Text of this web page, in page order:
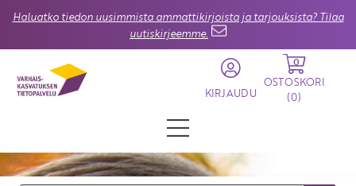
Haluatko tiedon uusimmista ammattikirjoista ja tarjouksista? Tilaa
uutiskirjeemme.
KIRJAUDU
0
OSTOSKORI
(0)
KIRJAUDU SISÄÄN